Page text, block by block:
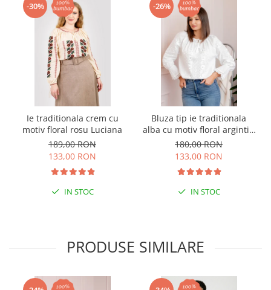
-30%
Ie traditionala crem cu
motiv floral rosu Luciana
189,00 RON
133,00 RON
IN STOC
-26%
Bluza tip ie traditionala
alba cu motiv floral argintiu
Angelica 02
180,00 RON
133,00 RON
IN STOC
PRODUSE SIMILARE